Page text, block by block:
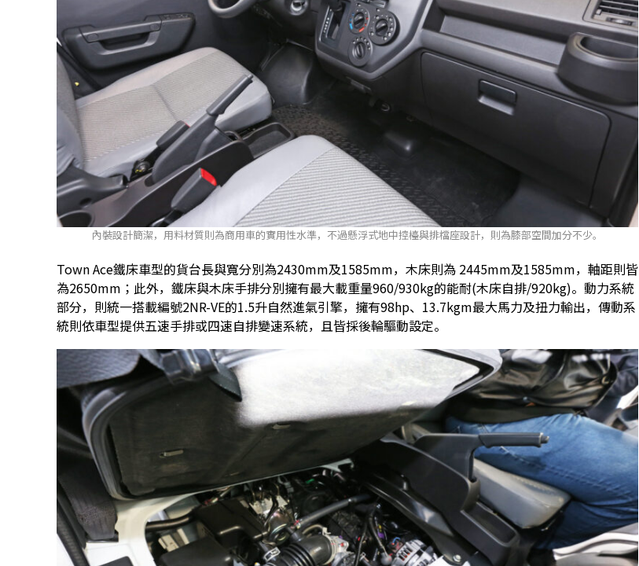
內裝設計簡潔，用料材質則為商用車的實用性水準，不過懸浮式地中控檯與排檔座設計，則為膝部空間加分不少。
Town Ace鐵床車型的貨台長與寬分別為2430mm及1585mm，木床則為 2445mm及1585mm，軸距則皆
為2650mm；此外，鐵床與木床手排分別擁有最大載重量960/930kg的能耐(木床自排/920kg)。動力系統
部分，則統一搭載編號2NR-VE的1.5升自然進氣引擎，擁有98hp、13.7kgm最大馬力及扭力輸出，傳動系
統則依車型提供五速手排或四速自排變速系統，且皆採後輪驅動設定。